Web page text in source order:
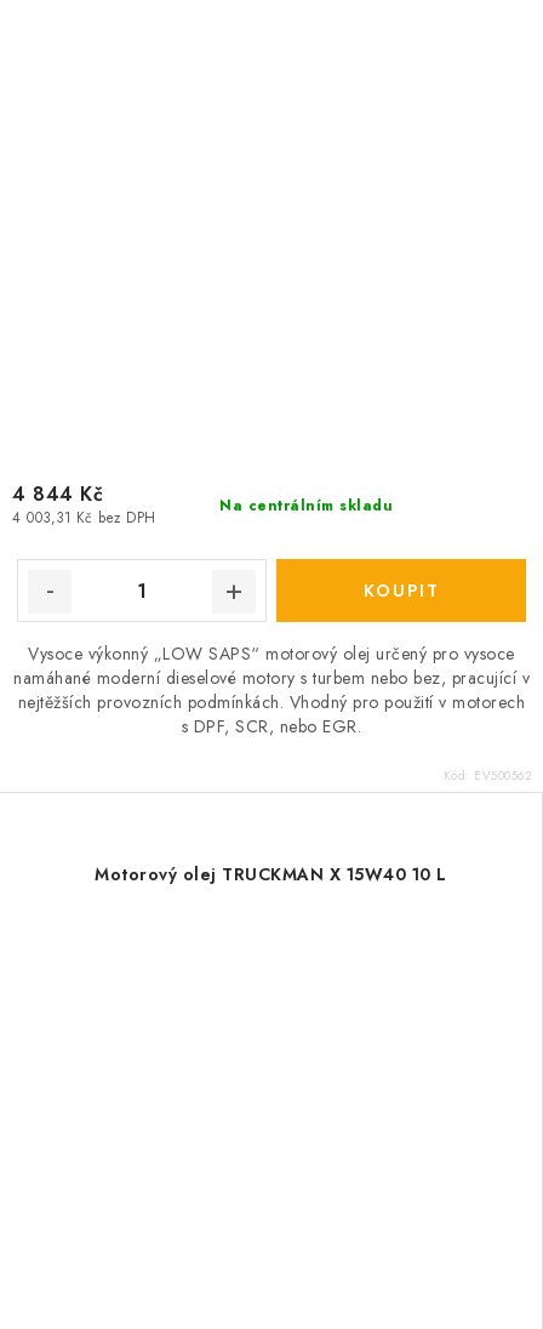
Na centrálním skladu
4 003,31 Kč bez DPH
4 844 Kč
Vysoce výkonný „LOW SAPS“ motorový olej určený pro vysoce
namáhané moderní dieselové motory s turbem nebo bez, pracující v
nejtěžších provozních podmínkách. Vhodný pro použití v motorech
s DPF, SCR, nebo EGR.
Kód: EV500562
Motorový olej TRUCKMAN X 15W40 10 L